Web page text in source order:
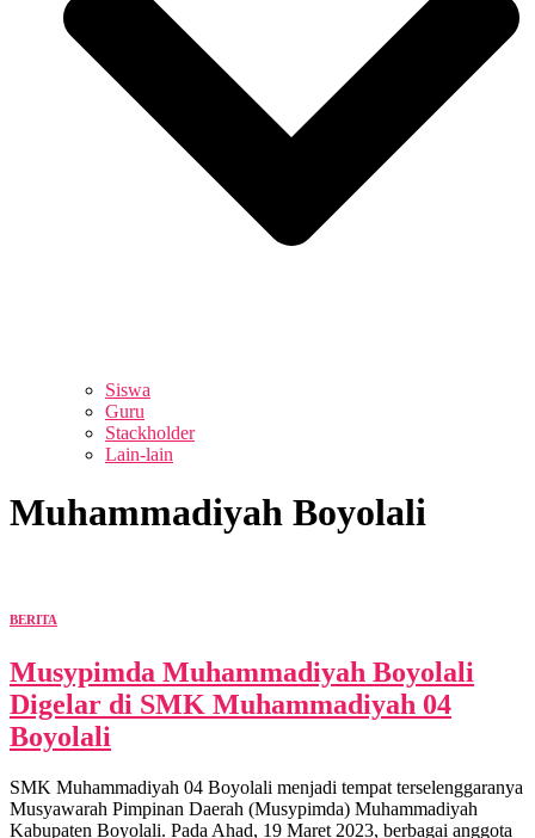
Siswa
Guru
Stackholder
Lain-lain
Muhammadiyah Boyolali
BERITA
Musypimda Muhammadiyah Boyolali
Digelar di SMK Muhammadiyah 04
Boyolali
SMK Muhammadiyah 04 Boyolali menjadi tempat terselenggaranya
Musyawarah Pimpinan Daerah (Musypimda) Muhammadiyah
Kabupaten Boyolali. Pada Ahad, 19 Maret 2023, berbagai anggota